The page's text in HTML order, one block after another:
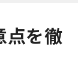
点を徹